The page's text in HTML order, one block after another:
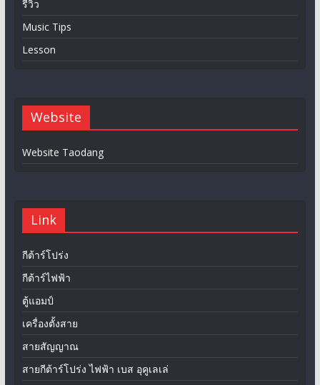
รีวิว
Music Tips
Lesson
Website
Website Taodang
Link
กีต้าร์โปร่ง
กีต้าร์ไฟฟ้า
ตู้แอมป์
เครื่องตั้งสาย
สายสัญญาณ
สายกีต้าร์โปร่ง ไฟฟ้า เบส อุคูเลเล่